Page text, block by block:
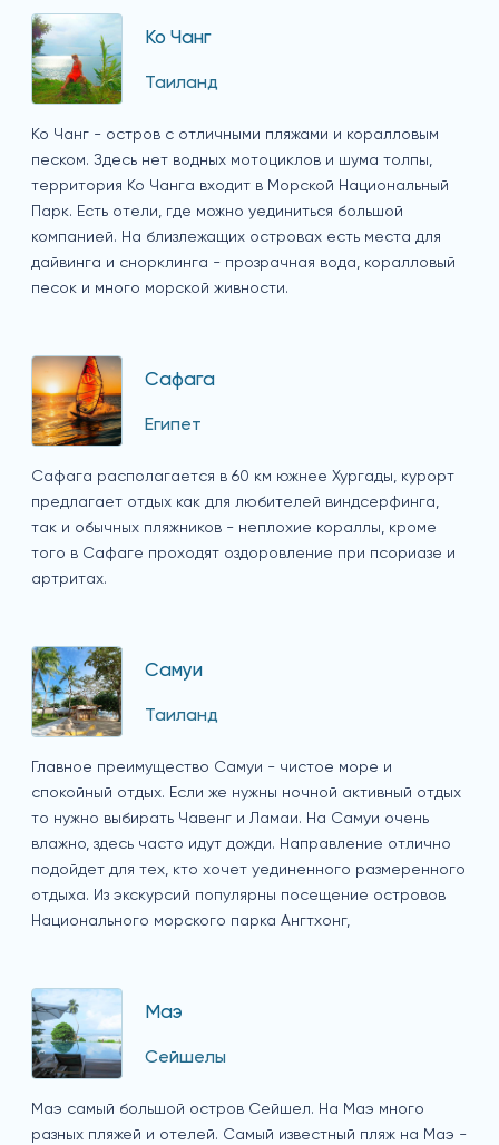
Ко Чанг
Таиланд
Ко Чанг - остров с отличными пляжами и коралловым
песком. Здесь нет водных мотоциклов и шума толпы,
территория Ко Чанга входит в Морской Национальный
Парк. Есть отели, где можно уединиться большой
компанией. На близлежащих островах есть места для
дайвинга и снорклинга - прозрачная вода, коралловый
песок и много морской живности.
Сафага
Египет
Сафага располагается в 60 км южнее Хургады, курорт
предлагает отдых как для любителей виндсерфинга,
так и обычных пляжников - неплохие кораллы, кроме
того в Сафаге проходят оздоровление при псориазе и
артритах.
Самуи
Таиланд
Главное преимущество Самуи - чистое море и
спокойный отдых. Если же нужны ночной активный отдых
то нужно выбирать Чавенг и Ламаи. На Самуи очень
влажно, здесь часто идут дожди. Направление отлично
подойдет для тех, кто хочет уединенного размеренного
отдыха. Из экскурсий популярны посещение островов
Национального морского парка Ангтхонг,
Маэ
Сейшелы
Маэ самый большой остров Сейшел. На Маэ много
разных пляжей и отелей. Самый известный пляж на Маэ -